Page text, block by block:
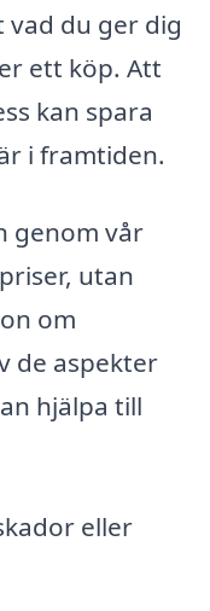
vad du ger dig
ett köp. Att
kan spara
i framtiden.
genom vår
utan
om
de aspekter
hjälpa till
eller